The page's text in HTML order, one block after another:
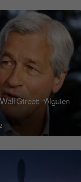
Street: “Alguien